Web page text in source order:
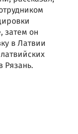
затем он
в Латвии
Рязань.